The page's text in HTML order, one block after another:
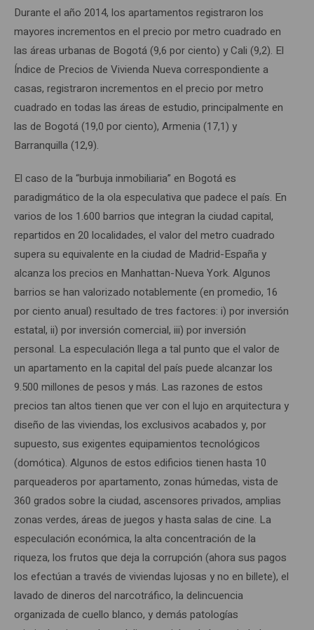
Durante el año 2014, los apartamentos registraron los
mayores incrementos en el precio por metro cuadrado en
las áreas urbanas de Bogotá (9,6 por ciento) y Cali (9,2). El
Índice de Precios de Vivienda Nueva correspondiente a
casas, registraron incrementos en el precio por metro
cuadrado en todas las áreas de estudio, principalmente en
las de Bogotá (19,0 por ciento), Armenia (17,1) y
Barranquilla (12,9).
El caso de la “burbuja inmobiliaria” en Bogotá es
paradigmático de la ola especulativa que padece el país. En
varios de los 1.600 barrios que integran la ciudad capital,
repartidos en 20 localidades, el valor del metro cuadrado
supera su equivalente en la ciudad de Madrid-España y
alcanza los precios en Manhattan-Nueva York. Algunos
barrios se han valorizado notablemente (en promedio, 16
por ciento anual) resultado de tres factores: i) por inversión
estatal, ii) por inversión comercial, iii) por inversión
personal. La especulación llega a tal punto que el valor de
un apartamento en la capital del país puede alcanzar los
9.500 millones de pesos y más. Las razones de estos
precios tan altos tienen que ver con el lujo en arquitectura y
diseño de las viviendas, los exclusivos acabados y, por
supuesto, sus exigentes equipamientos tecnológicos
(domótica). Algunos de estos edificios tienen hasta 10
parqueaderos por apartamento, zonas húmedas, vista de
360 grados sobre la ciudad, ascensores privados, amplias
zonas verdes, áreas de juegos y hasta salas de cine. La
especulación económica, la alta concentración de la
riqueza, los frutos que deja la corrupción (ahora sus pagos
los efectúan a través de viviendas lujosas y no en billete), el
lavado de dineros del narcotráfico, la delincuencia
organizada de cuello blanco, y demás patologías